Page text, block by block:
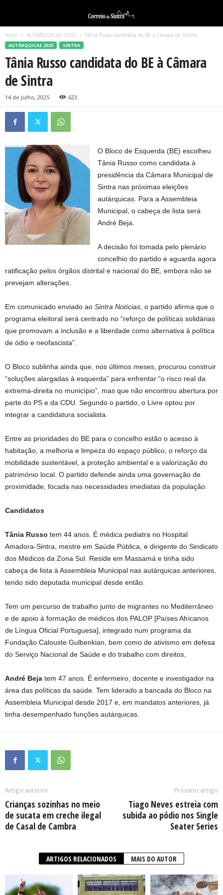
Início AUTÁRQUICAS 2025 Tânia Russo candidata do BE à Câmara de Sintra
AUTÁRQUICAS 2025 SINTRA
Tânia Russo candidata do BE à Câmara
de Sintra
14 de Julho, 2025 623
O Bloco de Esquerda (BE) escolheu
Tânia Russo como candidata à
presidência da Câmara Municipal de
Sintra nas próximas eleições
autárquicas. Para a Assembleia
Municipal, o cabeça de lista será
André Beja.
A decisão foi tomada pelo plenário
concelhio do partido e aguarda agora
ratificação pelos órgãos distrital e nacional do BE, embora não se
prevejam alterações.
Em comunicado enviado ao Sintra Notícias , o partido afirma que o
programa eleitoral será centrado no “reforço de políticas solidárias
que promovam a inclusão e a liberdade como alternativa à política
de ódio e neofascista”.
O Bloco sublinha ainda que, nos últimos meses, procurou construir
“soluções alargadas à esquerda” para enfrentar “o risco real da
extrema-direita no município”, mas que não encontrou abertura por
parte do PS e da CDU. Segundo o partido, o Livre optou por
integrar a candidatura socialista.
Entre as prioridades do BE para o concelho estão o acesso à
habitação, a melhoria e limpeza do espaço público, o reforço da
mobilidade sustentável, a proteção ambiental e a valorização do
património local. O partido defende ainda uma governação de
proximidade, focada nas necessidades imediatas da população.
Candidatos
Tânia Russo tem 44 anos. É médica pediatra no Hospital
Amadora-Sintra, mestre em Saúde Pública, e dirigente do Sindicato
dos Médicos da Zona Sul. Reside em Massamá e tinha sido
cabeça de lista à Assembleia Municipal nas autárquicas anteriores,
tendo sido deputada municipal desde então.
Tem um percurso de trabalho junto de migrantes no Mediterrâneo
e de apoio à formação de médicos dos PALOP [Países Africanos
de Língua Oficial Portuguesa], integrado num programa da
Fundação Calouste Gulbenkian, bem como de ativismo em defesa
do Serviço Nacional de Saúde e do trabalho com direitos,
André Beja tem 47 anos. É enfermeiro, docente e investigador na
área das políticas da saúde. Tem liderado a bancada do Bloco na
Assembleia Municipal desde 2017 e, em mandatos anteriores, já
tinha desempenhado funções autárquicas.
Artigo anterior
Crianças sozinhas no meio
de sucata em creche ilegal
de Casal de Cambra
Próximo artigo
Tiago Neves estreia com
subida ao pódio nos Single
Seater Series
ARTIGOS RELACIONADOS MAIS DO AUTOR